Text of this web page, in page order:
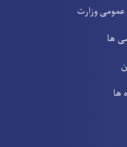
عمومی وزارت
ها
ها